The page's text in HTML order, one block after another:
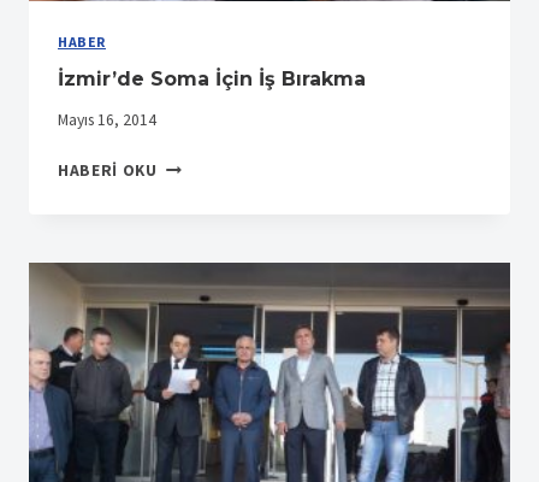
HABER
İzmir’de Soma İçin İş Bırakma
Mayıs 16, 2014
HABERI OKU İZMIR’DE
BIRAKMA